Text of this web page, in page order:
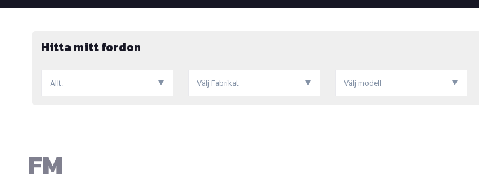
Hitta mitt fordon
Allt. Välj Fabrikat Välj modell
FM